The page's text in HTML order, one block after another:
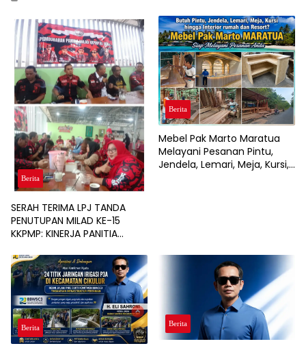
Berita
SERAH TERIMA LPJ TANDA
PENUTUPAN MILAD KE-15
KKPMP: KINERJA PANITIA
BERSIH DARI MASALAH
KEUANGAN
Berita
Mebel Pak Marto Maratua
Melayani Pesanan Pintu,
Jendela, Lemari, Meja, Kursi,
Berita
Berita